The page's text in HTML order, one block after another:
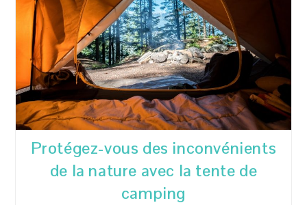
Soleil,
Plage
Et
Relaxation
!
Protégez-vous des inconvénients
de la nature avec la tente de
camping